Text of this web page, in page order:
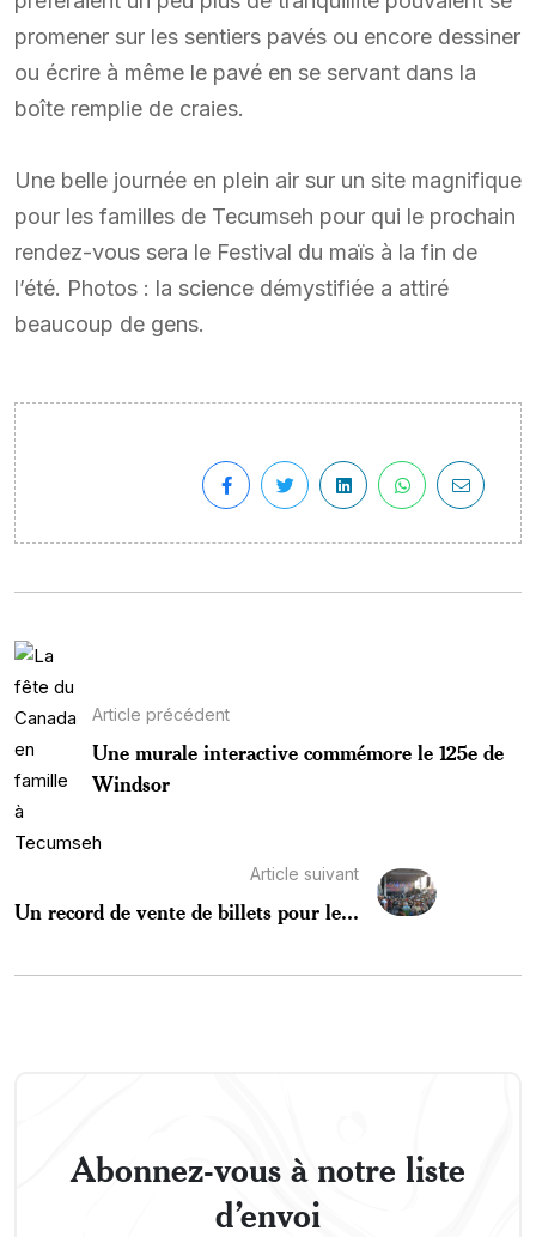
promener sur les sentiers pavés ou encore dessiner
ou écrire à même le pavé en se servant dans la
boîte remplie de craies.
Une belle journée en plein air sur un site magnifique
pour les familles de Tecumseh pour qui le prochain
rendez-vous sera le Festival du maïs à la fin de
l’été. Photos : la science démystifiée a attiré
beaucoup de gens.
Article précédent
Une murale interactive commémore le 125e de
Windsor
Article suivant
Un record de vente de billets pour le...
Abonnez-vous à notre liste
d’envoi